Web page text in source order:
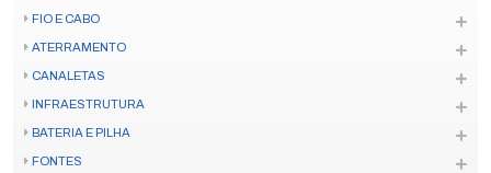
FIO E CABO
ATERRAMENTO
CANALETAS
INFRAESTRUTURA
BATERIA E PILHA
FONTES